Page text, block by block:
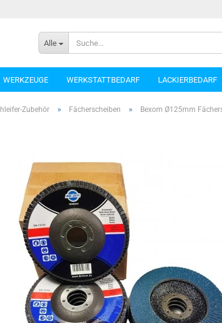
Alle
WERKZEUGE WERKSTATTBEDARF LACKIERBEDARF
Zubehör » Fächerscheiben » Bexom Ø125mm